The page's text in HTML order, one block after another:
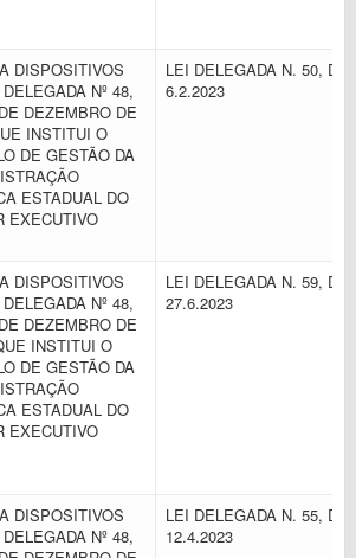
DISPOSITIVOS
Nº 48,
DEZEMBRO DE
INSTITUI O
DE GESTÃO DA
ESTADUAL DO
EXECUTIVO
LEI DELEGADA N. 50, DE
6.2.2023
DISPOSITIVOS
Nº 48,
DEZEMBRO DE
INSTITUI O
DE GESTÃO DA
ESTADUAL DO
EXECUTIVO
LEI DELEGADA N. 59, DE
27.6.2023
DISPOSITIVOS
Nº 48,
LEI DELEGADA N. 55, DE
12.4.2023